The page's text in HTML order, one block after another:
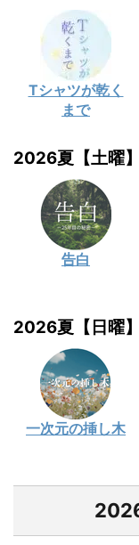
Tシャツが乾く
まで
2026夏【土曜
告白
2026夏【日曜
一次元の挿し木